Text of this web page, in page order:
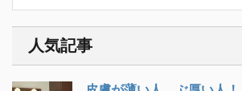
人気記事